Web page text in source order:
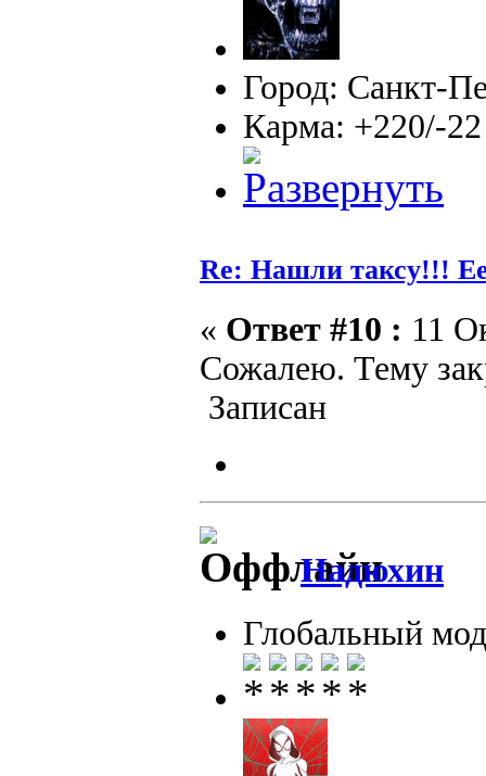
Город: Санкт-
Карма: +220/-22
Re: Нашли таксу!!!
« Ответ #10 : 11
Сожалею. Тему
Записан
Надюхин
Глобальный